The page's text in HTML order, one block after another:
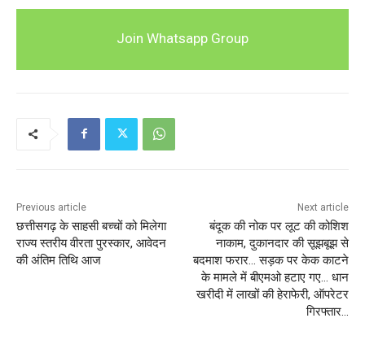
Join Whatsapp Group
Previous article
छत्तीसगढ़ के साहसी बच्चों को मिलेगा
राज्य स्तरीय वीरता पुरस्कार, आवेदन
की अंतिम तिथि आज
Next article
बंदूक की नोक पर लूट की कोशिश
नाकाम, दुकानदार की सूझबूझ से
बदमाश फरार… सड़क पर केक काटने
के मामले में बीएमओ हटाए गए… धान
खरीदी में लाखों की हेराफेरी, ऑपरेटर
गिरफ्तार…